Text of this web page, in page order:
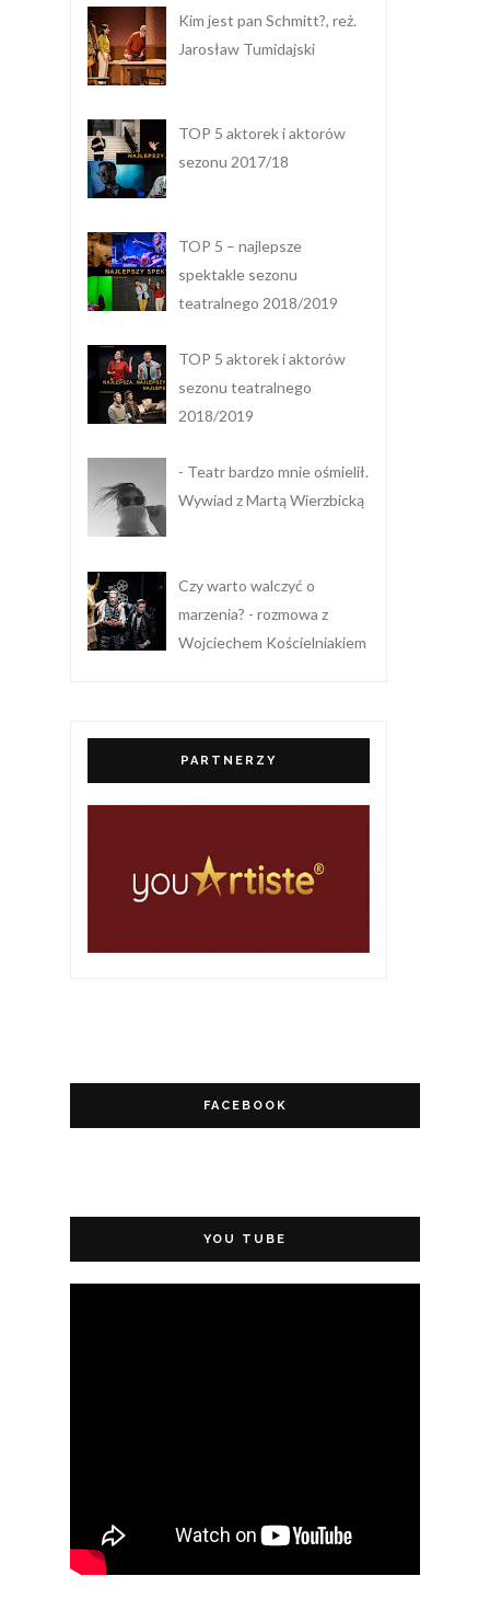
Kim jest pan Schmitt?, reż.
Jarosław Tumidajski
TOP 5 aktorek i aktorów
sezonu 2017/18
TOP 5 – najlepsze
spektakle sezonu
teatralnego 2018/2019
TOP 5 aktorek i aktorów
sezonu teatralnego
2018/2019
- Teatr bardzo mnie ośmielił.
Wywiad z Martą Wierzbicką
Czy warto walczyć o
marzenia? - rozmowa z
Wojciechem Kościelniakiem
PARTNERZY
FACEBOOK
YOU TUBE